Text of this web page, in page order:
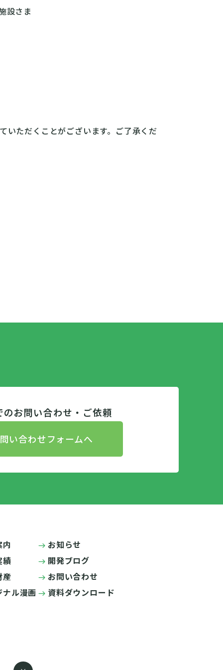
設さま
いただくことがございます。ご了承くだ
のお問い合わせ・ご依頼
い合わせフォームへ
績
産
ナル漫画
お知らせ
開発ブログ
お問い合わせ
資料ダウンロード